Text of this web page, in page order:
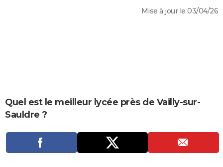
Carte de Noël
Carte Bonne année
Carte Saint-Valentin
Carte Pâques
Carte d'anniversaire
DICTIONNAIRE
Dictionnaire
Biographies
Citations
Expressions
Proverbes
PROGRAMME TV
Mise à jour le 03/04/26
Quel est le meilleur lycée près de Vailly-sur-
Sauldre ?